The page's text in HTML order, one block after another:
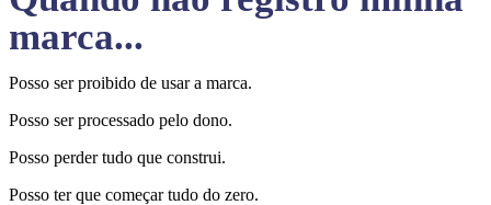
marca...
Posso ser proibido de usar a marca.
Posso ser processado pelo dono.
Posso perder tudo que construi.
Posso ter que começar tudo do zero.